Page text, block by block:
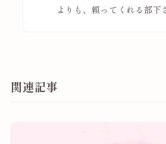
よりも、頼ってくれる部下
関連記事